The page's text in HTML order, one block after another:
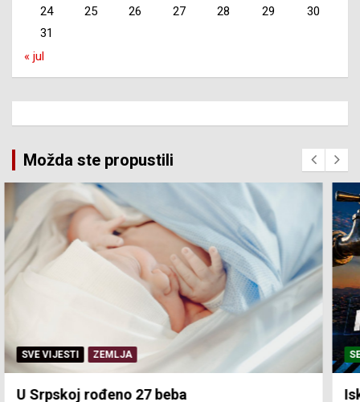
24
25 26 27 28 29
30
31
« jul
Možda ste propustili
SERVISNE INFORMACIJE
Isključenja vode – utorak 4. avgust